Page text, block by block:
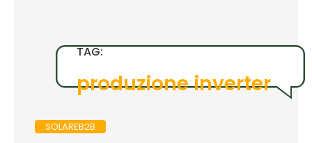
TAG:
produzione inverter
SOLAREB2B